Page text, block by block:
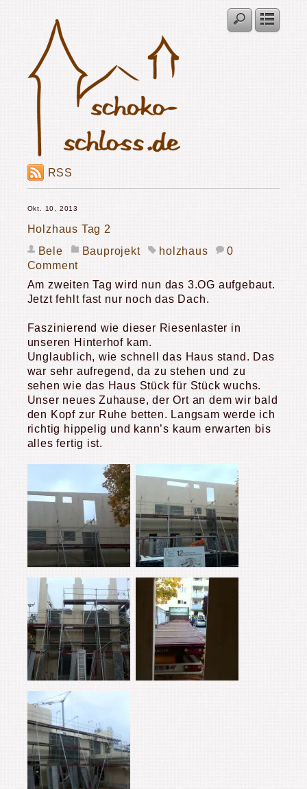
RSS
Okt. 10, 2013
Holzhaus Tag 2
Bele
Bauprojekt holzhaus
0
Comment
Am zweiten Tag wird nun das 3.OG aufgebaut.
Jetzt fehlt fast nur noch das Dach.
Faszinierend wie dieser Riesenlaster in
unseren Hinterhof kam.
Unglaublich, wie schnell das Haus stand. Das
war sehr aufregend, da zu stehen und zu
sehen wie das Haus Stück für Stück wuchs.
Unser neues Zuhause, der Ort an dem wir bald
den Kopf zur Ruhe betten. Langsam werde ich
richtig hippelig und kann’s kaum erwarten bis
alles fertig ist.